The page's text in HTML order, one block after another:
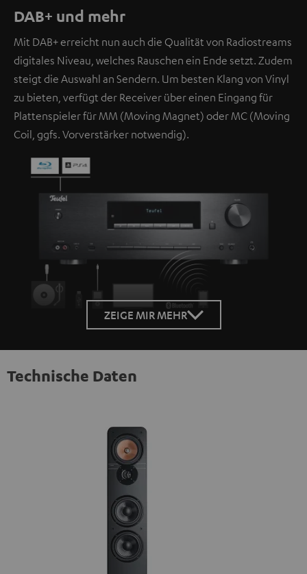
DAB+ und mehr
Mit DAB+ erreicht nun auch die Qualität von Radiostreams
digitales Niveau, welches Rauschen ein Ende setzt. Zudem
steigt die Auswahl an Sendern. Um besten Klang von Vinyl
zu bieten, verfügt der Receiver über einen Eingang für
Plattenspieler für MM (Moving Magnet) oder MC (Moving
Coil, ggfs. Vorverstärker notwendig).
ZEIGE MIR MEHR
Technische Daten